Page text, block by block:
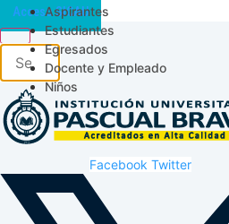
Aspirantes
Estudiantes
Egresados
Docente y Empleado
Niños
Acceso SICAU
Facebook Twitter